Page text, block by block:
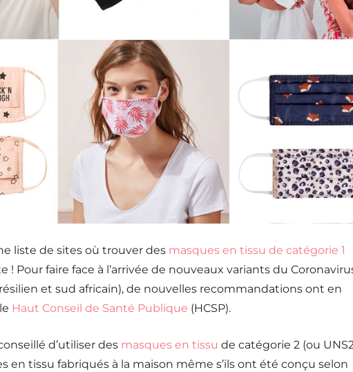
liste de sites où trouver des masques en tissu de catégorie 1
! Pour faire face à l’arrivée de nouveaux variants du
et sud africain), de nouvelles recommandations ont en
Haut Conseil de Santé Publique (HCSP).
d’utiliser des masques en tissu de catégorie 2 (ou
en tissu fabriqués à la maison même s’ils ont été conçu selon